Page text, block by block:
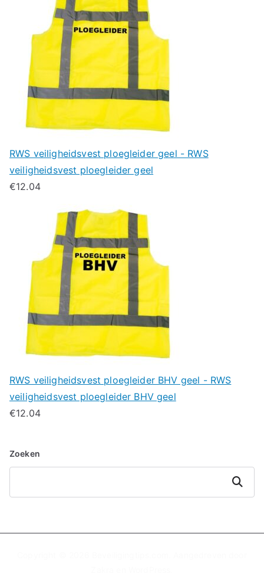
RWS veiligheidsvest ploegleider geel - RWS
veiligheidsvest ploegleider geel
€12.04
RWS veiligheidsvest ploegleider BHV geel - RWS
veiligheidsvest ploegleider BHV geel
€12.04
Zoeken
Zoeken